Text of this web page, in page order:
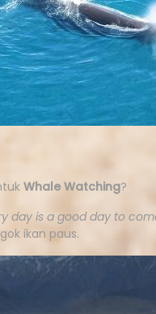
Whale Watching?
day is a good day to
ikan paus.